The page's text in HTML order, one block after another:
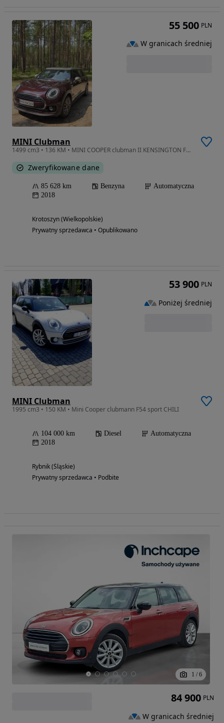
MINI Clubman
1499 cm3 • 136 KM • MINI COOPER clubman II KENSINGTON F54 2018r. automat
Zweryfikowane dane
85 628 km Benzyna
Automatyczna
2018
Krotoszyn (Wielkopolskie)
Prywatny sprzedawca • Opublikowano
55 500 PLN
W granicach średniej
MINI Clubman
1995 cm3 • 150 KM • Mini Cooper clubmann F54 sport CHILI
104 000 km Diesel
Automatyczna
2018
Rybnik (Śląskie)
Prywatny sprzedawca • Podbite
53 900 PLN
Poniżej średniej
1 / 6
84 900 PLN
W granicach średniej